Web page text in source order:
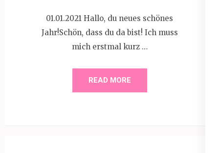
01.01.2021 Hallo, du neues schönes
Jahr!Schön, dass du da bist! Ich muss
mich erstmal kurz …
READ MORE